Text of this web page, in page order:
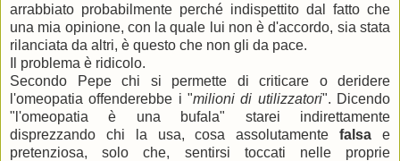
arrabbiato probabilmente perché indispettito dal fatto che
una mia opinione, con la quale lui non è d'accordo, sia stata
rilanciata da altri, è questo che non gli da pace.
Il problema è ridicolo.
Secondo Pepe chi si permette di criticare o deridere
l'omeopatia offenderebbe i "milioni di utilizzatori". Dicendo
"l'omeopatia è una bufala" starei indirettamente
disprezzando chi la usa, cosa assolutamentefalsae
pretenziosa, solo che, sentirsi toccati nelle proprie